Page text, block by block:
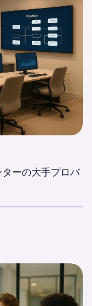
ーの大手プロバ